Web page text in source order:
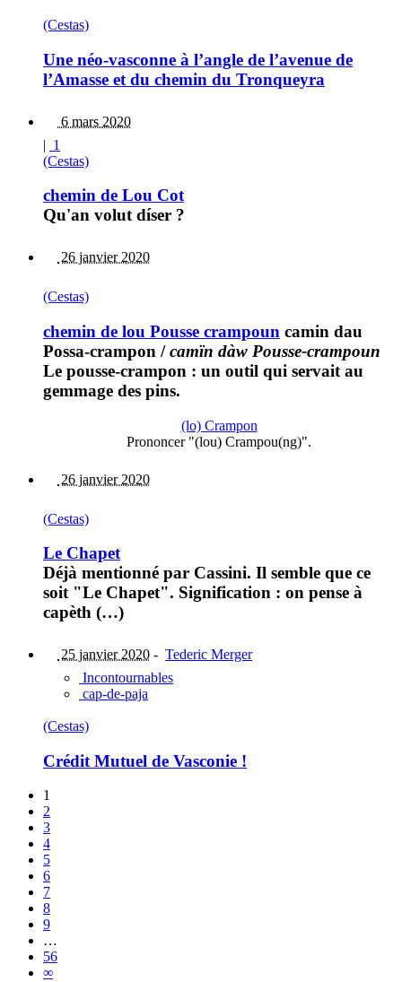
(Cestas)
Une néo-vasconne à l’angle de l’avenue de
l’Amasse et du chemin du Tronqueyra
6 mars 2020
| 1
(Cestas)
chemin de Lou Cot
Qu'an volut díser ?
26 janvier 2020
(Cestas)
chemin de lou Pousse crampoun camin dau
Possa-crampon /camïn dàw Pousse-crampoun
Le pousse-crampon : un outil qui servait au
gemmage des pins.
(lo) Crampon
Prononcer "(lou) Crampou(ng)".
26 janvier 2020
(Cestas)
Le Chapet
Déjà mentionné par Cassini. Il semble que ce
soit "Le Chapet". Signification : on pense à
capèth (…)
25 janvier 2020 - Tederic Merger
Incontournables
cap-de-paja
(Cestas)
Crédit Mutuel de Vasconie !
1
2
3
4
5
6
7
8
9
…
56
∞